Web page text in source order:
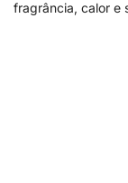
fragrância, calor e